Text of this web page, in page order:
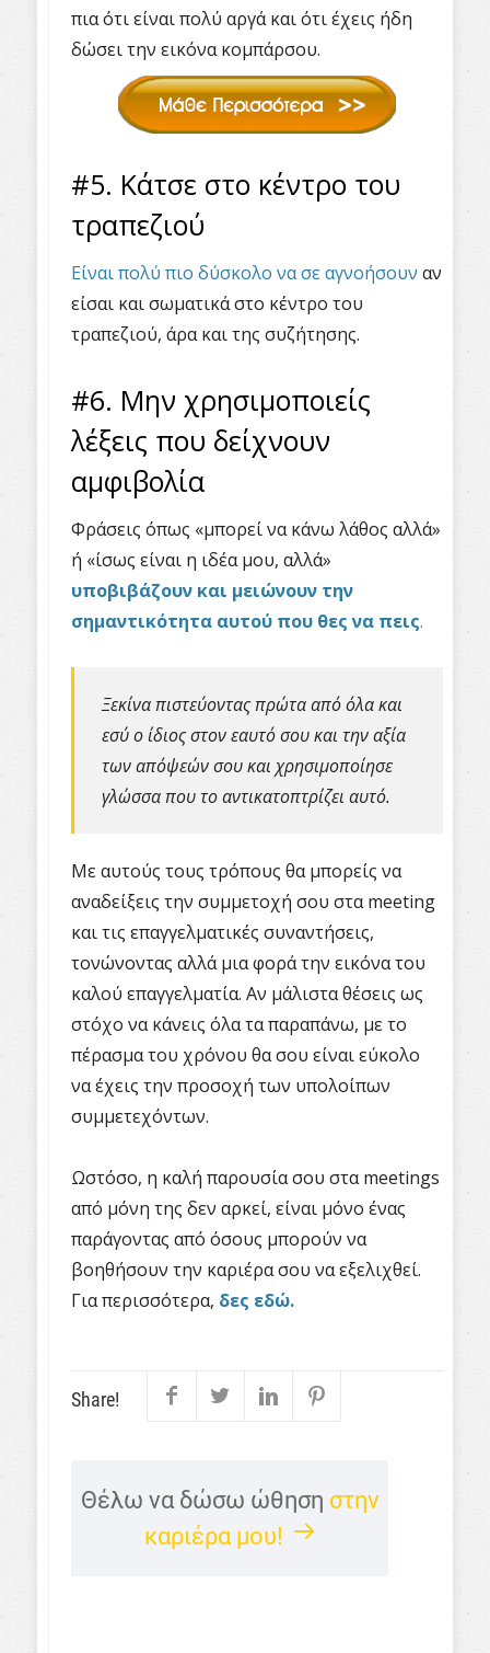
πια ότι είναι πολύ αργά και ότι έχεις ήδη
δώσει την εικόνα κομπάρσου.
#5. Κάτσε στο κέντρο του
τραπεζιού
Είναι πολύ πιο δύσκολο να σε αγνοήσουν αν
είσαι και σωματικά στο κέντρο του
τραπεζιού, άρα και της συζήτησης.
#6. Μην χρησιμοποιείς
λέξεις που δείχνουν
αμφιβολία
Φράσεις όπως «μπορεί να κάνω λάθος αλλά»
ή «ίσως είναι η ιδέα μου, αλλά»
υποβιβάζουν και μειώνουν την
σημαντικότητα αυτού που θες να πεις.
Ξεκίνα πιστεύοντας πρώτα από όλα και
εσύ ο ίδιος στον εαυτό σου και την αξία
των απόψεών σου και χρησιμοποίησε
γλώσσα που το αντικατοπτρίζει αυτό.
Με αυτούς τους τρόπους θα μπορείς να
αναδείξεις την συμμετοχή σου στα meeting
και τις επαγγελματικές συναντήσεις,
τονώνοντας αλλά μια φορά την εικόνα του
καλού επαγγελματία. Αν μάλιστα θέσεις ως
στόχο να κάνεις όλα τα παραπάνω, με το
πέρασμα του χρόνου θα σου είναι εύκολο
να έχεις την προσοχή των υπολοίπων
συμμετεχόντων.
Ωστόσο, η καλή παρουσία σου στα meetings
από μόνη της δεν αρκεί, είναι μόνο ένας
παράγοντας από όσους μπορούν να
βοηθήσουν την καριέρα σου να εξελιχθεί.
Για περισσότερα, δες εδώ.
Share!
Θέλω να δώσω ώθηση στην
καριέρα μου!